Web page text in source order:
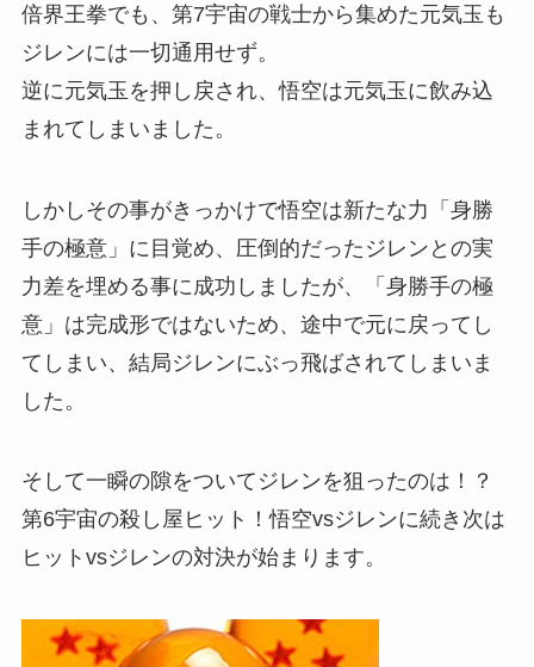
倍界王拳でも、第7宇宙の戦士から集めた元気玉も
ジレンには一切通用せず。
逆に元気玉を押し戻され、悟空は元気玉に飲み込
まれてしまいました。
しかしその事がきっかけで悟空は新たな力「身勝
手の極意」に目覚め、圧倒的だったジレンとの実
力差を埋める事に成功しましたが、「身勝手の極
意」は完成形ではないため、途中で元に戻ってし
てしまい、結局ジレンにぶっ飛ばされてしまいま
した。
そして一瞬の隙をついてジレンを狙ったのは！？
第6宇宙の殺し屋ヒット！悟空vsジレンに続き次は
ヒットvsジレンの対決が始まります。